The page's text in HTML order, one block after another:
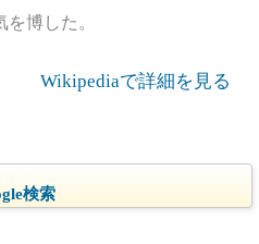
博した。
Wikipediaで詳細を見る
検索